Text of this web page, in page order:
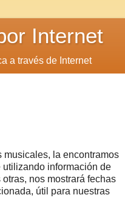
Internet
a través de Internet
musicales, la encontramos
utilizando información de
nos mostrará fechas
útil para nuestras